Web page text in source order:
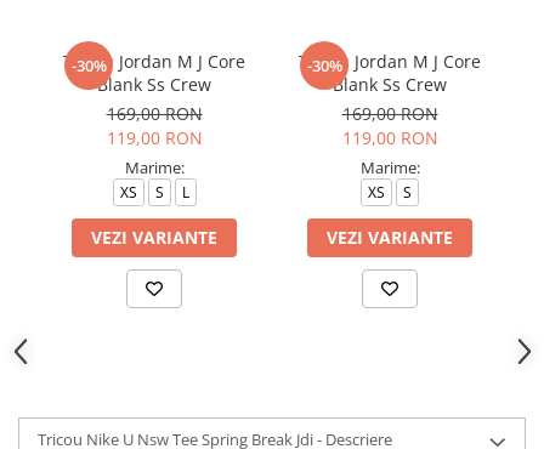
-30%
Tricou Jordan M J Core
Blank Ss Crew
169,00 RON
119,00 RON
Marime:
XS S L
VEZI VARIANTE
-30%
Tricou Jordan M J Core
Blank Ss Crew
169,00 RON
119,00 RON
Marime:
XS S
VEZI VARIANTE
Tricou Nike U Nsw Tee Spring Break Jdi - Descriere